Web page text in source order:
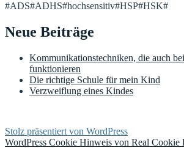
#ADS#ADHS#hochsensitiv#HSP#HSK#
Neue Beiträge
Kommunikationstechniken, die auch
funktionieren
Die richtige Schule für mein Kind
Verzweiflung eines Kindes
Stolz präsentiert von WordPress
WordPress Cookie Hinweis von Real Cookie